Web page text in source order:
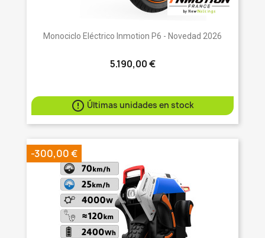
Monociclo Eléctrico Inmotion P6 - Novedad 2026
5.190,00 €
 Últimas unidades en stock
-300,00 €